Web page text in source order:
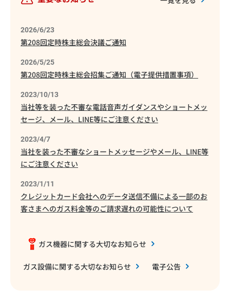
2026/6/23
第208回定時株主総会決議ご通知
2026/5/25
第208回定時株主総会招集ご通知（電子提供措置事項）
2023/10/13
当社等を装った不審な電話音声ガイダンスやショートメッ
セージ、メール、LINE等にご注意ください
2023/4/7
当社を装った不審なショートメッセージやメール、LINE等
にご注意ください
2023/1/11
クレジットカード会社へのデータ送信不備による一部のお
客さまへのガス料金等のご請求遅れの可能性について
ガス機器に関する大切なお知らせ
ガス設備に関する大切なお知らせ 電子公告